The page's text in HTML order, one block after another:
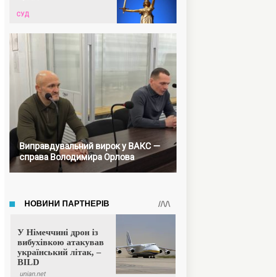
СУД
Виправдувальний вирок у ВАКС —
справа Володимира Орлова